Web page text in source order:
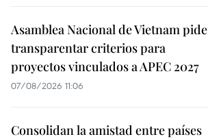
Asamblea Nacional de Vietnam pide
transparentar criterios para
proyectos vinculados a APEC 2027
07/08/2026 11:06
Consolidan la amistad entre países